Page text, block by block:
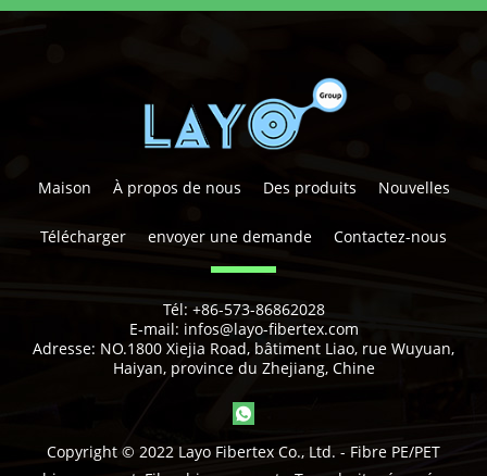
Maison À propos de nous Des produits Nouvelles
Télécharger envoyer une demande Contactez-nous
Tél: +86-573-86862028
E-mail: infos@layo-fibertex.com
Adresse: NO.1800 Xiejia Road, bâtiment Liao, rue Wuyuan,
Haiyan, province du Zhejiang, Chine
Copyright © 2022 Layo Fibertex Co., Ltd. - Fibre PE/PET